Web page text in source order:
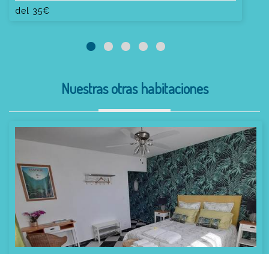
del 35€
Nuestras otras habitaciones